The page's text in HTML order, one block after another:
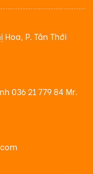
P. Tân Thới
036 21 779 84 Mr.